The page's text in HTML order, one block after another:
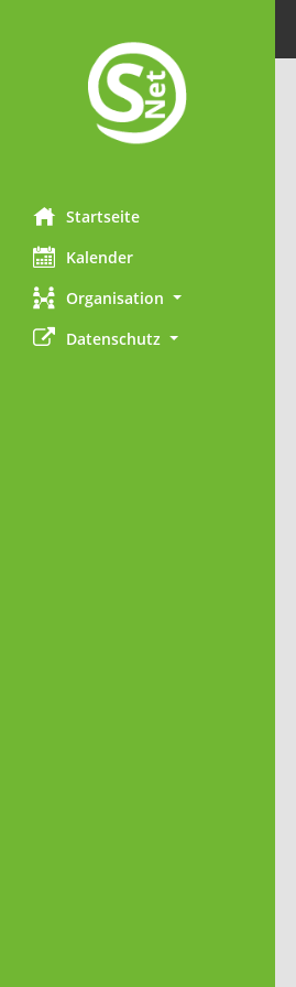
Startseite
Kalender
Organisation
Datenschutz